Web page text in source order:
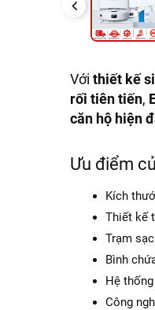
PREVIOUS
Vớithiết kế
rối tiên tiến,
căn hộ hiện
Ưu điểm
Kích
Thiết kế
Trạm sạc
Bình
Hệ
Công